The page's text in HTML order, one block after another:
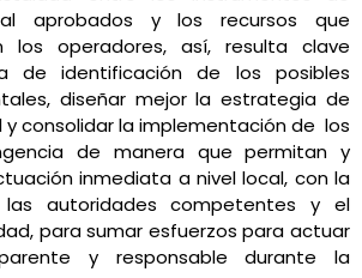
aprobados y los recursos que
los operadores, así, resulta clave
de identificación de los posibles
diseñar mejor la estrategia de
consolidar la implementación de los
de manera que permitan y
inmediata a nivel local, con la
autoridades competentes y el
para sumar esfuerzos para actuar
y responsable durante la